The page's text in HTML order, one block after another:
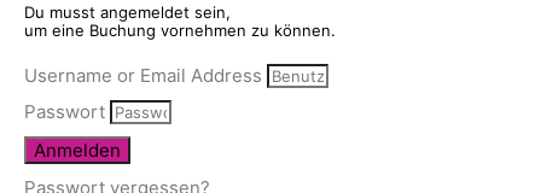
Du musst angemeldet sein,
um eine Buchung vornehmen zu können.
Username or Email Address
Passwort
Anmelden
Passwort vergessen?